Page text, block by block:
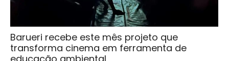
Barueri recebe este mês projeto que
transforma cinema em ferramenta de